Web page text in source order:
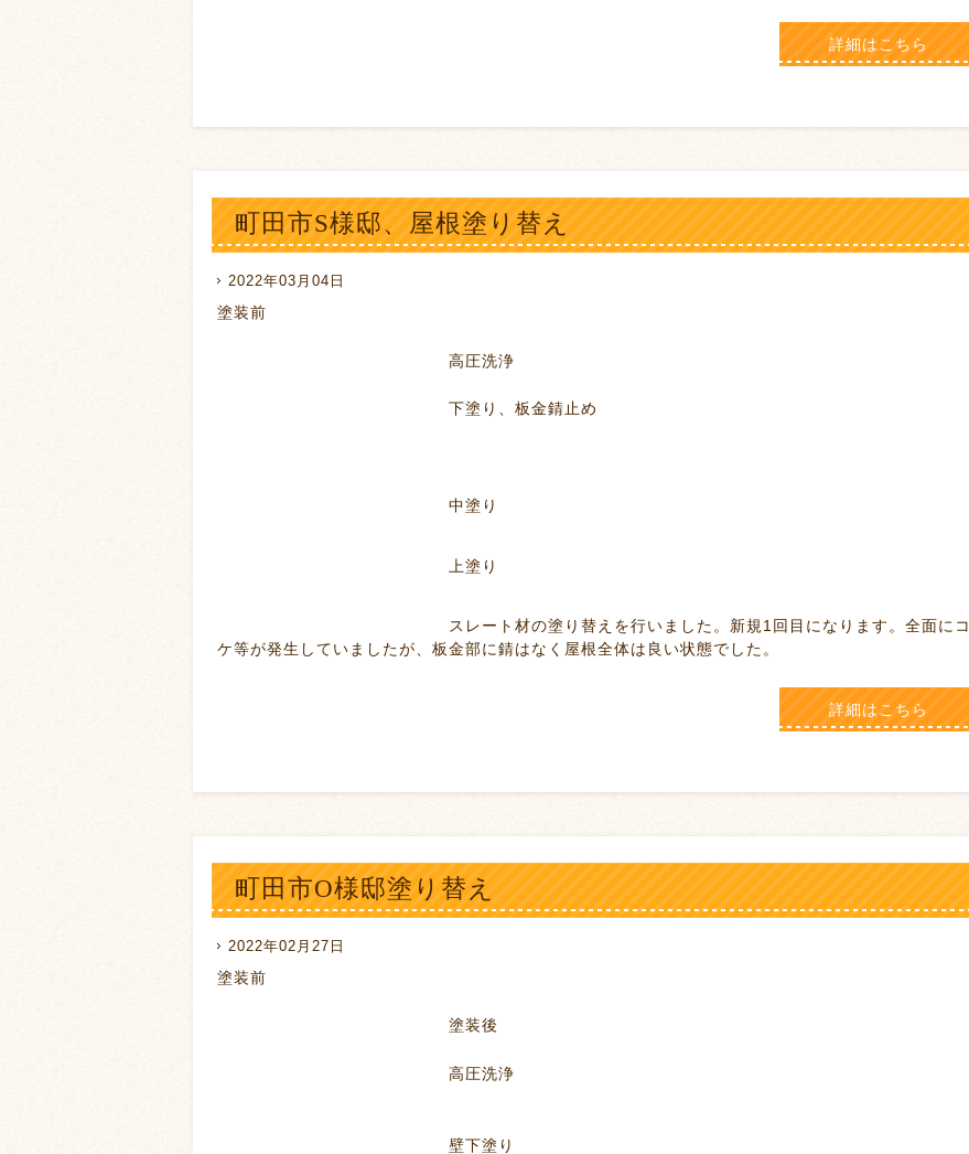
詳細はこちら
町田市S様邸、屋根塗り替え
2022年03月04日
塗装前
高圧洗浄
下塗り、板金錆止め
中塗り
上塗り
スレート材の塗り替えを行いました。新規1回目になります。全面にコ
ケ等が発生していましたが、板金部に錆はなく屋根全体は良い状態でした。
詳細はこちら
町田市O様邸塗り替え
2022年02月27日
塗装前
塗装後
高圧洗浄
壁下塗り